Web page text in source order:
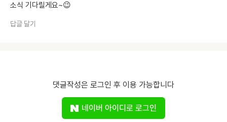
소식 기다릴게요~😉
답글 달기
댓글작성은 로그인 후 이용 가능합니다
네이버 아이디로 로그인